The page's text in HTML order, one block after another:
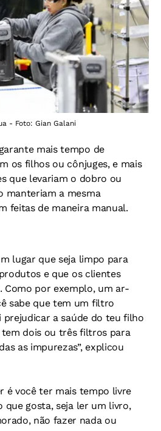
- Foto: Gian Galani
mais tempo de
os filhos ou cônjuges, e mais
que levariam o dobro ou
manteriam a mesma
feitas de maneira manual.
lugar que seja limpo para
e que os clientes
Como por exemplo, um ar-
sabe que tem um filtro
prejudicar a saúde do teu filho
dois ou três filtros para
as impurezas”, explicou
é você ter mais tempo livre
que gosta, seja ler um livro,
não fazer nada ou